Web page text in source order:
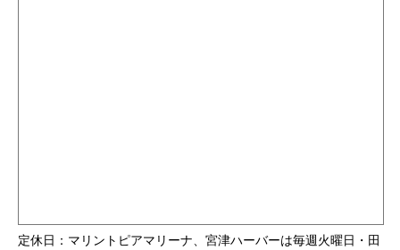
定休日：マリントピアマリーナ、宮津ハーバーは毎週火曜日・田